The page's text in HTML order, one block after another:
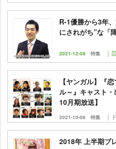
R-1優勝から3年
にされがち”な「
2021-12-08 特集 ｜
【ヤンガル】『
ル～』キャスト
10月期放送】
2021-10-06 特集 ｜
2018年 上半期ブ